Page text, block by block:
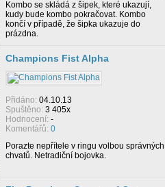
Kombo se skládá z šipek, které ukazují,
kudy bude kombo pokračovat. Kombo
končí v případě, že šipka ukazuje do
prázdna.
Champions Fist Alpha
Přidáno: 04.10.13
Spuštěno: 3 405x
Hodnocení: -
Komentářů: 0
Porazte nepřítele v ringu volbou správných
chvatů. Netradiční bojovka.